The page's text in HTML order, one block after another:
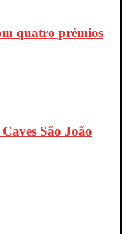
quatro prémios
São João